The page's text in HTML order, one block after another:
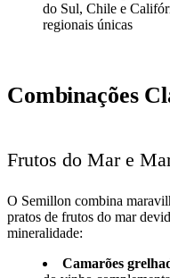
do Sul, Chile e
regionais únicas
Combinações
Frutos do Mar e
O Semillon combina
pratos de frutos do mar
mineralidade:
Camarões